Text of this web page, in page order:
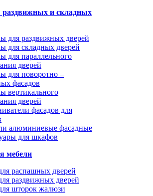
и складных
для раздвижных дверей
для складных дверей
для параллельного
дверей
для поворотно –
фасадов
вертикального
дверей
фасадов для
алюминиевые фасадные
для шкафов
мебели
распашных дверей
раздвижных дверей
шторок жалюзи